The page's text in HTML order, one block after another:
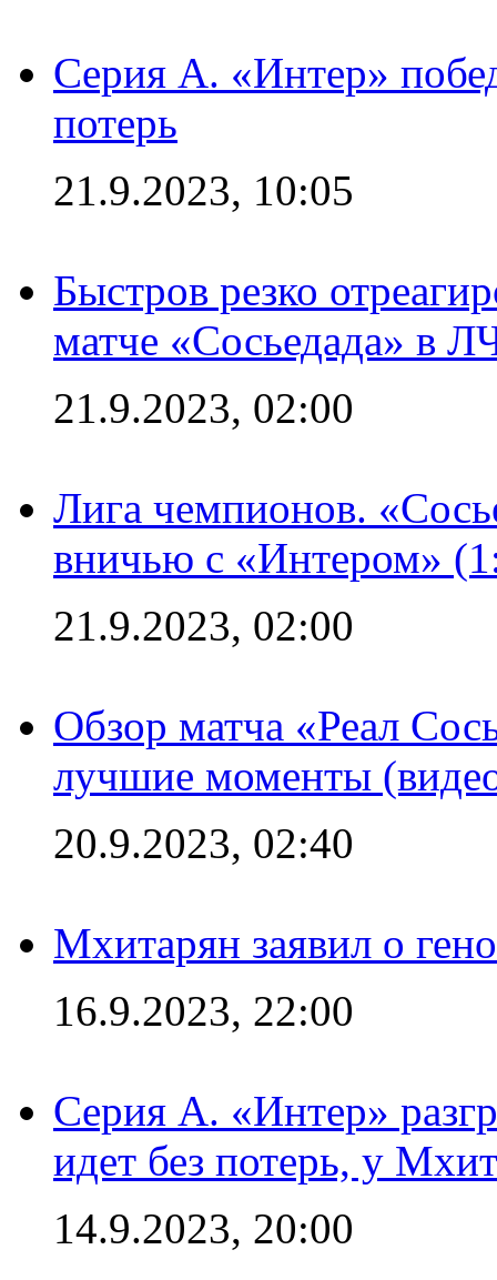
Серия А. «Интер»
потерь
21.9.2023, 10:05
Быстров резко
матче «Сосьедада» в
21.9.2023, 02:00
Лига чемпионов.
вничью с «Интером»
21.9.2023, 02:00
Обзор матча «Реал
лучшие моменты
20.9.2023, 02:40
Мхитарян заявил о
16.9.2023, 22:00
Серия А. «Интер»
идет без потерь, у
14.9.2023, 20:00